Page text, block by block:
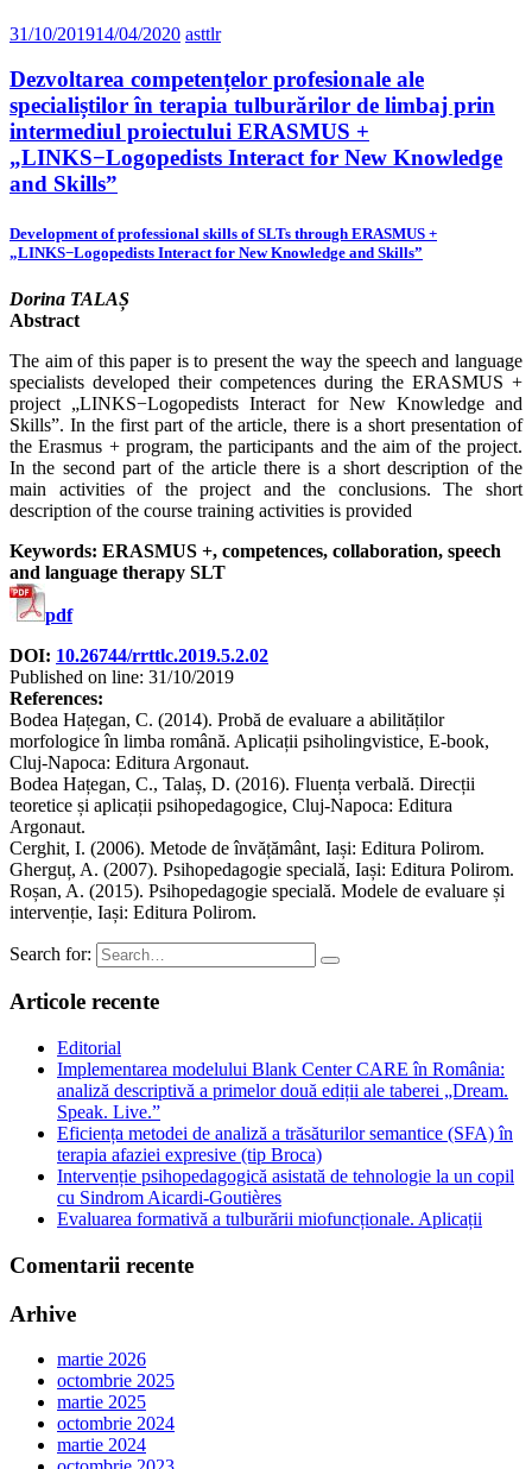
31/10/201914/04/2020 asttlr
Dezvoltarea competențelor profesionale ale
specialiștilor în terapia tulburărilor de limbaj prin
intermediul proiectului ERASMUS +
„LINKS−Logopedists Interact for New Knowledge
and Skills”
Development of professional skills of SLTs through ERASMUS +
„LINKS−Logopedists Interact for New Knowledge and Skills”
Dorina TALAȘ
Abstract
The aim of this paper is to present the way the speech and language
specialists developed their competences during the ERASMUS +
project „LINKS−Logopedists Interact for New Knowledge and
Skills”. In the first part of the article, there is a short presentation of
the Erasmus + program, the participants and the aim of the project.
In the second part of the article there is a short description of the
main activities of the project and the conclusions. The short
description of the course training activities is provided
Keywords: ERASMUS +, competences, collaboration, speech
and language therapy SLT
pdf
DOI: 10.26744/rrttlc.2019.5.2.02
Published on line: 31/10/2019
References:
Bodea Hațegan, C. (2014). Probă de evaluare a abilităților
morfologice în limba română. Aplicații psiholingvistice, E-book,
Cluj-Napoca: Editura Argonaut.
Bodea Hațegan, C., Talaș, D. (2016). Fluența verbală. Direcții
teoretice și aplicații psihopedagogice, Cluj-Napoca: Editura
Argonaut.
Cerghit, I. (2006). Metode de învățământ, Iași: Editura Polirom.
Gherguț, A. (2007). Psihopedagogie specială, Iași: Editura Polirom.
Roșan, A. (2015). Psihopedagogie specială. Modele de evaluare și
intervenție, Iași: Editura Polirom.
Search for:
Articole recente
Editorial
Implementarea modelului Blank Center CARE în România:
analiză descriptivă a primelor două ediții ale taberei „Dream.
Speak. Live.”
Eficiența metodei de analiză a trăsăturilor semantice (SFA) în
terapia afaziei expresive (tip Broca)
Intervenție psihopedagogică asistată de tehnologie la un copil
cu Sindrom Aicardi-Goutières
Evaluarea formativă a tulburării miofuncționale. Aplicații
Comentarii recente
Arhive
martie 2026
octombrie 2025
martie 2025
octombrie 2024
martie 2024